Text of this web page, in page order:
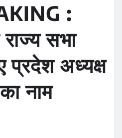
:
सभा
प्रदेश अध्यक्ष
नाम